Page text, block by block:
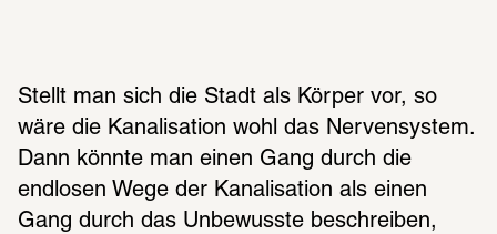
Stellt man sich die Stadt als Körper vor, so
wäre die Kanalisation wohl das Nervensystem.
Dann könnte man einen Gang durch die
endlosen Wege der Kanalisation als einen
Gang durch das Unbewusste beschreiben,